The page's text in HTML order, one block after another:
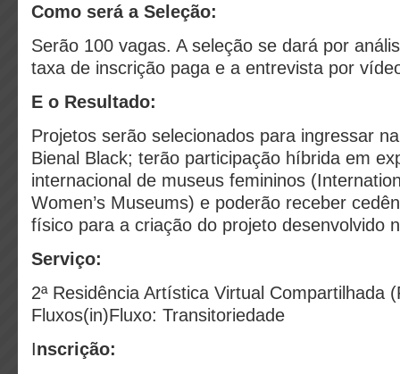
Como será a Seleção:
Serão 100 vagas. A seleção se dará por
taxa de inscrição paga e a entrevista por
E o Resultado:
Projetos serão selecionados para ingressar
Bienal Black; terão participação híbrida em
internacional de museus femininos
Women’s Museums) e poderão receber
físico para a criação do projeto desenvolvido
Serviço:
2ª Residência Artística Virtual Compartilhada
Fluxos(in)Fluxo: Transitoriedade
Inscrição: